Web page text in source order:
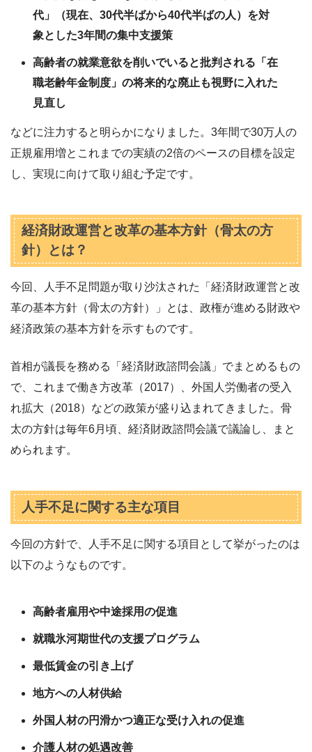
代」（現在、30代半ばから40代半ばの人）を対
象とした3年間の集中支援策
高齢者の就業意欲を削いでいると批判される「在
職老齢年金制度」の将来的な廃止も視野に入れた
見直し
などに注力すると明らかになりました。3年間で30万人の
正規雇用増とこれまでの実績の2倍のペースの目標を設定
し、実現に向けて取り組む予定です。
経済財政運営と改革の基本方針（骨太の方
針）とは？
今回、人手不足問題が取り沙汰された「経済財政運営と改
革の基本方針（骨太の方針）」とは、政権が進める財政や
経済政策の基本方針を示すものです。
首相が議長を務める「経済財政諮問会議」でまとめるもの
で、これまで働き方改革（2017）、外国人労働者の受入
れ拡大（2018）などの政策が盛り込まれてきました。骨
太の方針は毎年6月頃、経済財政諮問会議で議論し、まと
められます。
人手不足に関する主な項目
今回の方針で、人手不足に関する項目として挙がったのは
以下のようなものです。
高齢者雇用や中途採用の促進
就職氷河期世代の支援プログラム
最低賃金の引き上げ
地方への人材供給
外国人材の円滑かつ適正な受け入れの促進
介護人材の処遇改善